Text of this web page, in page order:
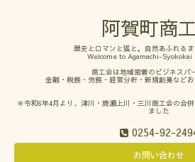
阿賀町商
歴史とロマンと狐と。自然あふれるま
Welcome to Agamachi-Syokokai
商工会は地域密着のビジネスパ
金融・税務・労務・経営分析・新規創業など
※令和6年4月より、津川・鹿瀬上川・三川商工会の合
ました
0254-92-
お問い合わせ